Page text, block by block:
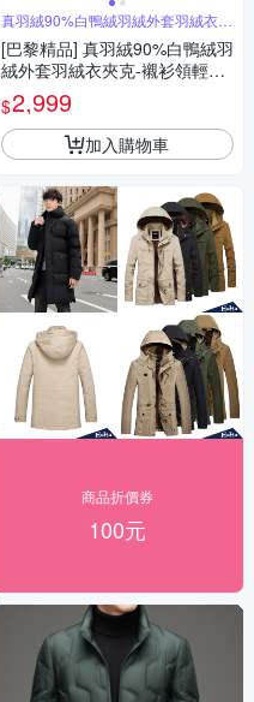
真羽絨90%白鴨絨羽絨外套羽絨衣夾
克
[巴黎精品] 真羽絨90%白鴨絨羽
絨外套羽絨衣夾克-襯衫領輕薄
保暖休閒男外套3色a1is88
$2,999
加入購物車
商品折價券
100元